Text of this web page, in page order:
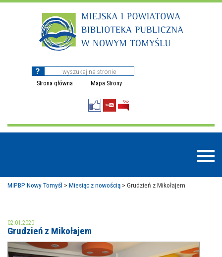
Strona główna Mapa Strony
MOJE KONTO
MiPBP Nowy Tomyśl > Miesiąc z nowością > Grudzień z Mikołajem
02.01.2020
Grudzień z Mikołajem